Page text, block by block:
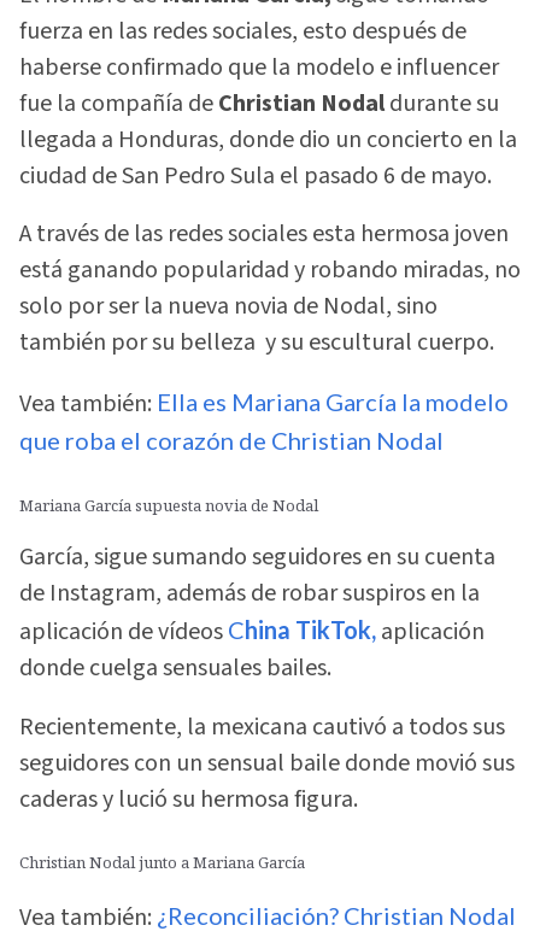
fuerza en las redes sociales, esto después de
haberse confirmado que la modelo e influencer
fue la compañía deChristian Nodaldurante su
llegada a Honduras, donde dio un concierto en la
ciudad de San Pedro Sula el pasado 6 de mayo.
A través de las redes sociales esta hermosa joven
está ganando popularidad y robando miradas, no
solo por ser la nueva novia de Nodal, sino
también por su belleza y su escultural cuerpo.
Vea también: Ella es Mariana García la modelo
que roba el corazón de Christian Nodal
Mariana García supuesta novia de Nodal
García, sigue sumando seguidores en su cuenta
de Instagram, además de robar suspiros en la
aplicación de vídeos China TikTok, aplicación
donde cuelga sensuales bailes.
Recientemente, la mexicana cautivó a todos sus
seguidores con un sensual baile donde movió sus
caderas y lució su hermosa figura.
Christian Nodal junto a Mariana García
Vea también: ¿Reconciliación? Christian Nodal